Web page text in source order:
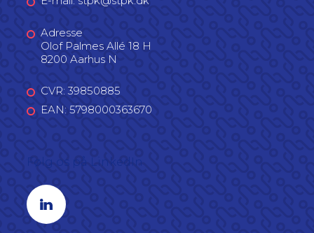
Adresse
Olof Palmes Allé 18 H
8200 Aarhus N
CVR: 39850885
EAN: 5798000363670
Linkedin profil